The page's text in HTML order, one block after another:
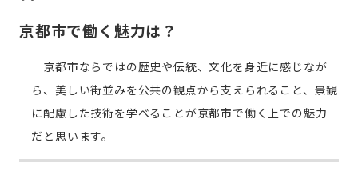
京都市で働く魅力は？
京都市ならではの歴史や伝統、文化を身近に感じなが
ら、美しい街並みを公共の観点から支えられること、景観
に配慮した技術を学べることが京都市で働く上での魅力
だと思います。